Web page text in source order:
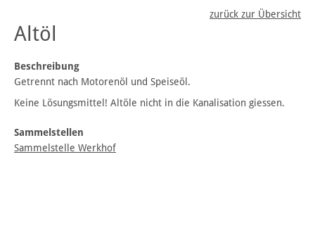
zurück zur Übersicht
Altöl
Beschreibung
Getrennt nach Motorenöl und Speiseöl.
Keine Lösungsmittel! Altöle nicht in die Kanalisation giessen.
Sammelstellen
Sammelstelle Werkhof